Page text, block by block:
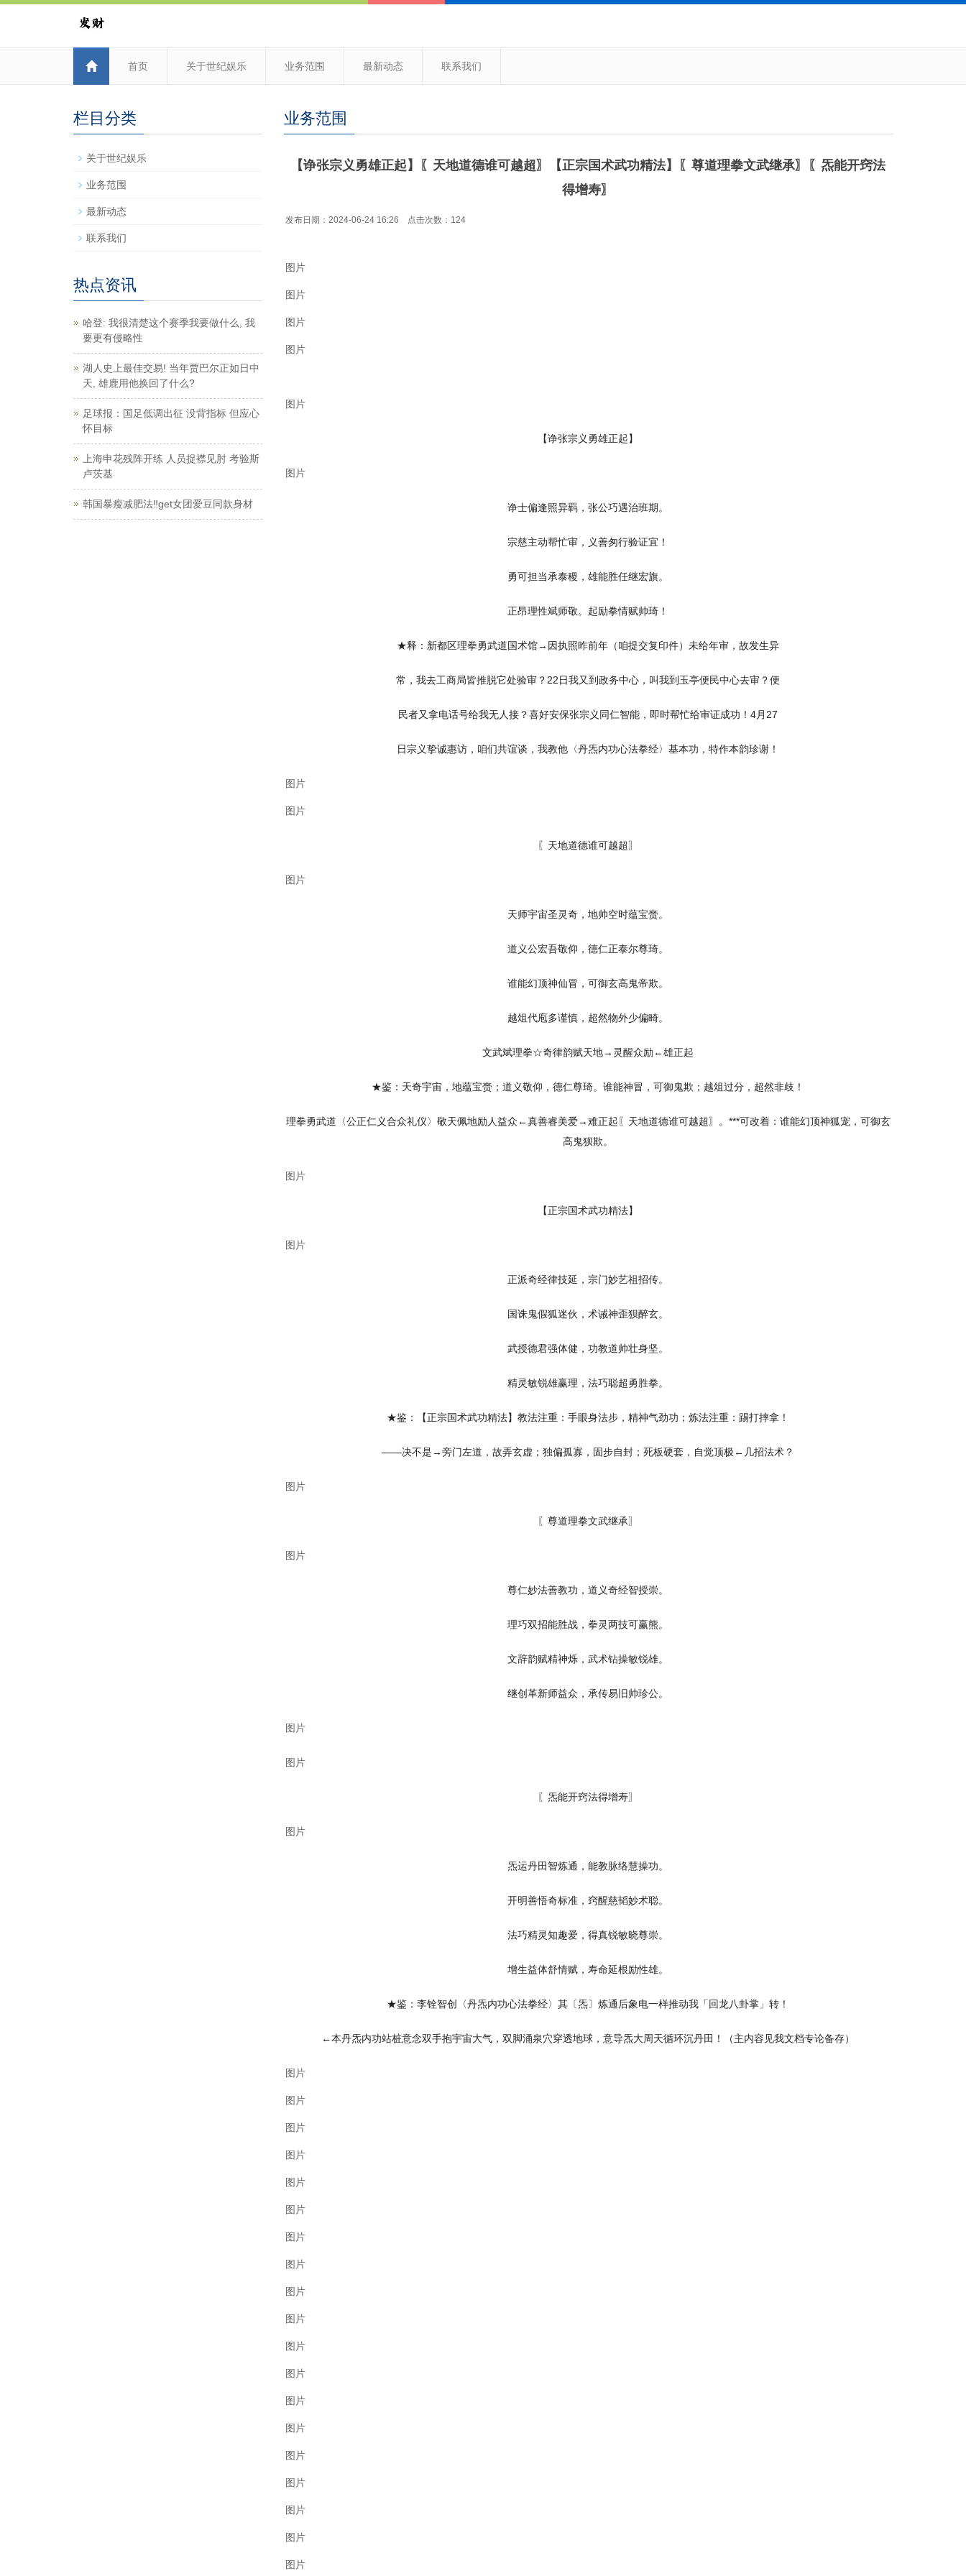
首页 关于世纪娱乐 业务范围 最新动态 联系我们
业务范围
【诤张宗义勇雄正起】〖天地道德谁可越超〗【正宗国术武功精法】〖尊道理拳文武继承〗〖炁能开窍法
得增寿〗
发布日期：2024-06-24 16:26 点击次数：124
图片
图片
图片
图片
图片
【诤张宗义勇雄正起】
图片
诤士偏逢照异羁，张公巧遇治班期。
宗慈主动帮忙审，义善匆行验证宜！
勇可担当承泰稷，雄能胜任继宏旗。
正昂理性斌师敬。起励拳情赋帅琦！
★释：新都区理拳勇武道国术馆→因执照昨前年（咱提交复印件）未给年审，故发生异
常，我去工商局皆推脱它处验审？22日我又到政务中心，叫我到玉亭便民中心去审？便
民者又拿电话号给我无人接？喜好安保张宗义同仁智能，即时帮忙给审证成功！4月27
日宗义挚诚惠访，咱们共谊谈，我教他〈丹炁内功心法拳经〉基本功，特作本韵珍谢！
图片
图片
〖天地道德谁可越超〗
图片
天师宇宙圣灵奇，地帅空时蕴宝赍。
道义公宏吾敬仰，德仁正泰尔尊琦。
谁能幻顶神仙冒，可御玄高鬼帝欺。
越俎代庖多谨慎，超然物外少偏畸。
文武斌理拳☆奇律韵赋天地→灵醒众励←雄正起
★鉴：天奇宇宙，地蕴宝赍；道义敬仰，德仁尊琦。谁能神冒，可御鬼欺；越俎过分，超然非歧！
理拳勇武道〈公正仁义合众礼仪〉敬天佩地励人益众←真善睿美爱→难正起〖天地道德谁可越超〗。***可改着：谁能幻顶神狐宠，可御玄
高鬼狈欺。
图片
【正宗国术武功精法】
图片
正派奇经律技延，宗门妙艺祖招传。
国诛鬼假狐迷伙，术诫神歪狈醉玄。
武授德君强体健，功教道帅壮身坚。
精灵敏锐雄赢理，法巧聪超勇胜拳。
★鉴：【正宗国术武功精法】教法注重：手眼身法步，精神气劲功；炼法注重：踢打摔拿！
——决不是→旁门左道，故弄玄虚；独偏孤寡，固步自封；死板硬套，自觉顶极←几招法术？
图片
〖尊道理拳文武继承〗
图片
尊仁妙法善教功，道义奇经智授崇。
理巧双招能胜战，拳灵两技可赢熊。
文辞韵赋精神烁，武术钻操敏锐雄。
继创革新师益众，承传易旧帅珍公。
图片
图片
〖炁能开窍法得增寿〗
图片
炁运丹田智炼通，能教脉络慧操功。
开明善悟奇标准，窍醒慈韬妙术聪。
法巧精灵知趣爱，得真锐敏晓尊崇。
增生益体舒情赋，寿命延根励性雄。
★鉴：李铨智创〈丹炁内功心法拳经〉其〔炁〕炼通后象电一样推动我「回龙八卦掌」转！
←本丹炁内功站桩意念双手抱宇宙大气，双脚涌泉穴穿透地球，意导炁大周天循环沉丹田！（主内容见我文档专论备存）
图片
图片
图片
图片
图片
图片
图片
图片
图片
图片
图片
图片
图片
图片
图片
图片
图片
图片
图片
栏目分类
关于世纪娱乐
业务范围
最新动态
联系我们
热点资讯
哈登: 我很清楚这个赛季我要做什么, 我
要更有侵略性
湖人史上最佳交易! 当年贾巴尔正如日中
天, 雄鹿用他换回了什么?
足球报：国足低调出征 没背指标 但应心
怀目标
上海申花残阵开练 人员捉襟见肘 考验斯
卢茨基
韩国暴瘦减肥法‼️get女团爱豆同款身材